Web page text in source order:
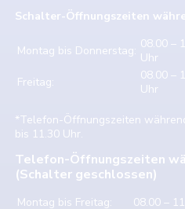
Schalter-Öffnungszeiten w
Montag bis Donnerstag: 08.00 –
Uhr
Freitag:
08.00 –
Uhr
*Telefon-Öffnungszeiten
bis 11.30 Uhr.
Telefon-Öffnungszeiten
(Schalter geschlossen)
Montag bis Freitag: 08.00 –